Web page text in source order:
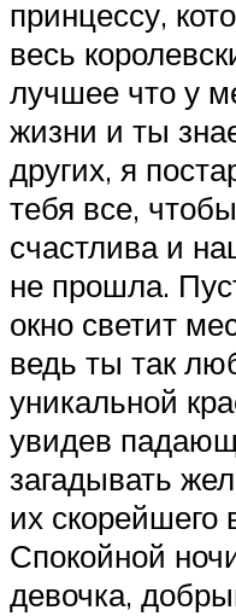
принцессу,
весь
лучшее что у
жизни и ты
других, я
тебя все,
счастлива и
не прошла.
окно светит
ведь ты так
уникальной
увидев
загадывать
их скорейшего
Спокойной
девочка,